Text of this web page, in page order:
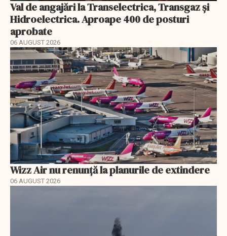
Val de angajări la Transelectrica, Transgaz și
Hidroelectrica. Aproape 400 de posturi
aprobate
06 AUGUST 2026
Wizz Air nu renunță la planurile de extindere
06 AUGUST 2026